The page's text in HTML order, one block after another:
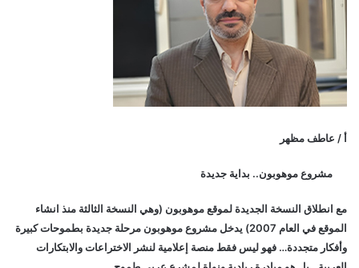
أ / عاطف مظهر
مشروع موهوبون.. بداية جديدة
مع انطلاق النسخة الجديدة لموقع موهوبون (وهي النسخة الثالثة منذ انشاء
الموقع في العام 2007) يدخل مشروع موهوبون مرحلة جديدة بطموحات كبيرة
وأفكار متجددة… فهو ليس فقط منصة إعلامية لنشر الاختراعات والابتكارات